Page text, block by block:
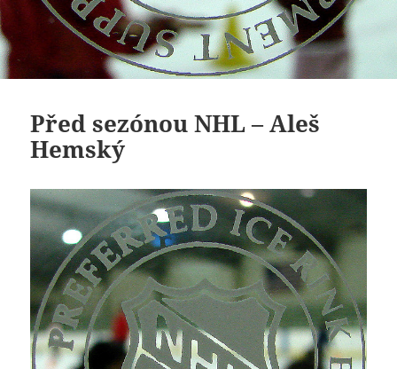
Před sezónou NHL – Aleš
Hemský